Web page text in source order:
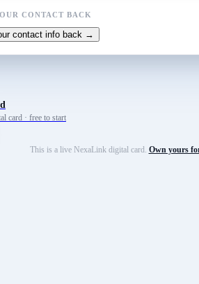
CONTACT BACK
contact info back →
card · free to start
This is a live NexaLink digital card. Own yours